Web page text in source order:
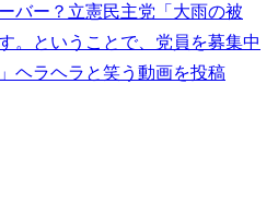
バー？立憲民主党「大雨の被
。ということで、党員を募集中
ヘラヘラと笑う動画を投稿